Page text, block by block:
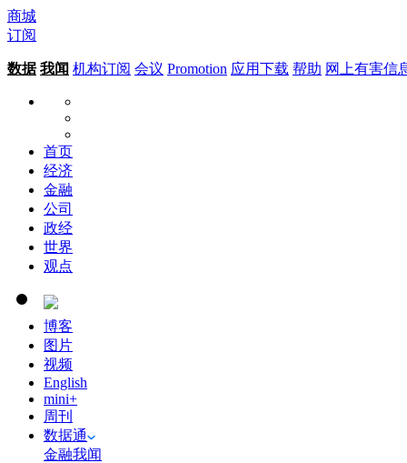
商城
订阅
数据 我闻 机构订阅 会议 Promotion 应用下载 帮助 网上有害信
首页
经济
金融
公司
政经
世界
观点
博客
图片
视频
English
mini+
周刊
数据通
金融我闻